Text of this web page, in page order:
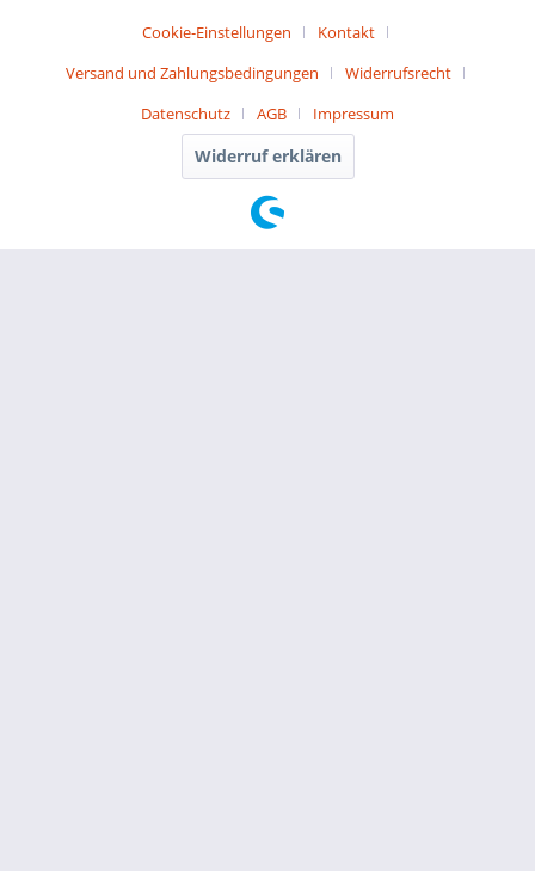
Cookie-Einstellungen
Kontakt
Versand und Zahlungsbedingungen
Widerrufsrecht
Datenschutz
AGB Impressum
Widerruf erklären